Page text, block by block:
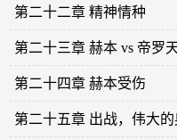
第二十二章 精神情种
第二十三章 赫本 vs 帝罗
第二十四章 赫本受伤
第二十五章 出战，伟大